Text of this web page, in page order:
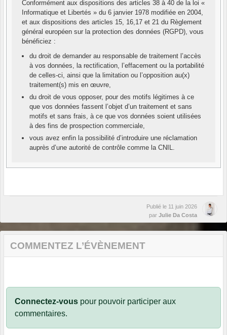
Conformément aux dispositions des articles 38 à 40 de la loi «
Informatique et Libertés » du 6 janvier 1978 modifiée en 2004,
et aux dispositions des articles 15, 16,17 et 21 du Règlement
général européen sur la protection des données (RGPD), vous
bénéficiez :
du droit de demander au responsable de traitement l’accès
à vos données, la rectification, l’effacement ou la portabilité
de celles-ci, ainsi que la limitation ou l’opposition au(x)
traitement(s) mis en œuvre,
du droit de vous opposer, pour des motifs légitimes à ce
que vos données fassent l’objet d’un traitement et sans
motifs et sans frais, à ce que vos données soient utilisées
à des fins de prospection commerciale,
vous avez enfin la possibilité d’introduire une réclamation
auprès d’une autorité de contrôle comme la CNIL.
Publié le 11 juin 2026
par Julie Da Costa
COMMENTEZ L’ÉVÈNEMENT
Connectez-vous pour pouvoir participer aux
commentaires.